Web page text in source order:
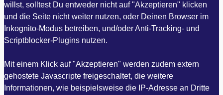
willst, solltest Du entweder nicht auf "Akzeptieren" klicken
und die Seite nicht weiter nutzen, oder Deinen Browser im
Inkognito-Modus betreiben, und/oder Anti-Tracking- und
Scriptblocker-Plugins nutzen.
Mit einem Klick auf "Akzeptieren" werden zudem extern
gehostete Javascripte freigeschaltet, die weitere
Informationen, wie beispielsweise die IP-Adresse an Dritte